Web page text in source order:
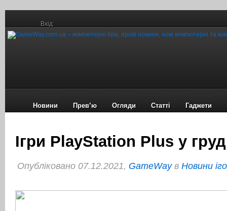
Вхід
Новини Прев’ю Огляди Статті Гаджети
Ігри PlayStation Plus у
Опубліковано 07.12.2021, GameWayв Новини